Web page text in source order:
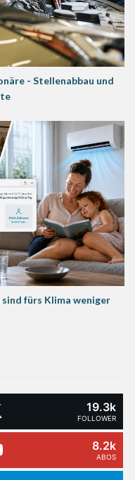
- Stellenabbau und
fürs Klima weniger
19.3k
FOLLOWER
8.2k
ABOS